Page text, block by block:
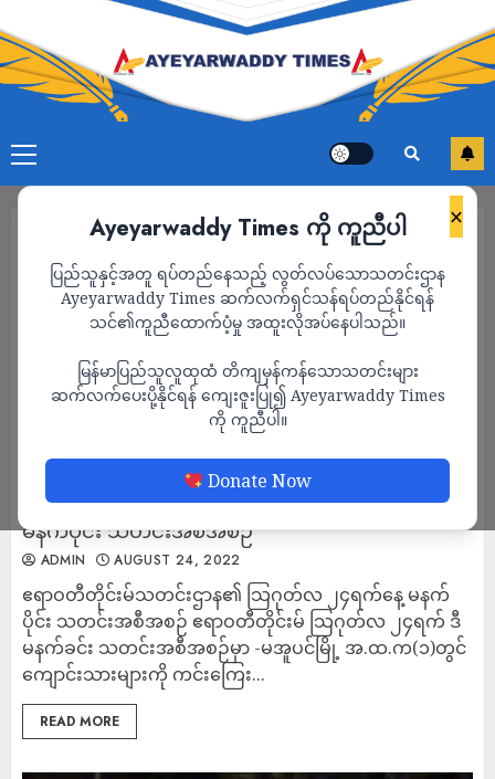
×
Ayeyarwaddy Times ကို ကူညီပါ
ပြည်သူနှင့်အတူ ရပ်တည်နေသည့် လွတ်လပ်သောသတင်းဌာန
Ayeyarwaddy Times ဆက်လက်ရှင်သန်ရပ်တည်နိုင်ရန်
သင်၏ကူညီထောက်ပံ့မှု အထူးလိုအပ်နေပါသည်။
မြန်မာပြည်သူလူထုထံ တိကျမှန်ကန်သောသတင်းများ
ဆက်လက်ပေးပို့နိုင်ရန် ကျေးဇူးပြု၍ Ayeyarwaddy Times
ကို ကူညီပါ။
Donate Now
ဧရာဝတီတိုင်းမ်သတင်းဌာန၏ သြဂုတ်လ ၂၄ရက်နေ့
မနက်ပိုင်း သတင်းအစီအစဉ်
ADMIN AUGUST 24, 2022
ဧရာဝတီတိုင်းမ်သတင်းဌာန၏ သြဂုတ်လ ၂၄ရက်နေ့ မနက်
ပိုင်း သတင်းအစီအစဉ် ဧရာဝတီတိုင်းမ် သြဂုတ်လ ၂၄ရက် ဒီ
မနက်ခင်း သတင်းအစီအစဉ်မှာ -မအူပင်မြို့ အ.ထ.က(၁)တွင်
ကျောင်းသားများကို ကင်းကြေး...
READ MORE